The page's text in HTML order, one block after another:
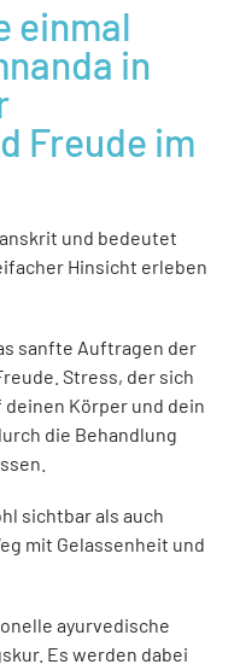
einmal
in
Freude im
und bedeutet
Hinsicht erleben
sanfte Auftragen der
Stress, der sich
Körper und dein
die Behandlung
sichtbar als auch
mit Gelassenheit und
ayurvedische
Es werden dabei